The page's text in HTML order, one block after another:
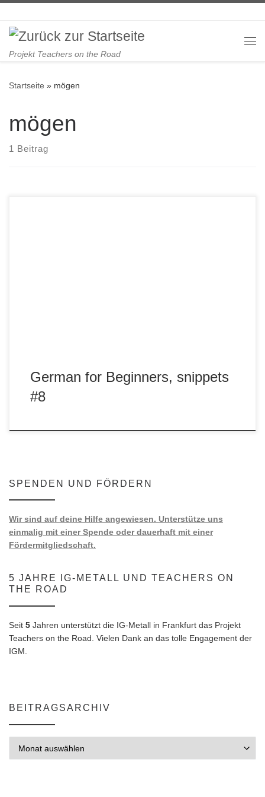
Projekt Teachers on the Road
Startseite » mögen
mögen
1 Beitrag
German for Beginners, snippets
#8
SPENDEN UND FÖRDERN
Wir sind auf deine Hilfe angewiesen. Unterstütze uns
einmalig mit einer Spende oder dauerhaft mit einer
Fördermitgliedschaft.
5 JAHRE IG-METALL UND TEACHERS ON
THE ROAD
Seit 5 Jahren unterstützt die IG-Metall in Frankfurt das Projekt
Teachers on the Road. Vielen Dank an das tolle Engagement der
IGM.
BEITRAGSARCHIV